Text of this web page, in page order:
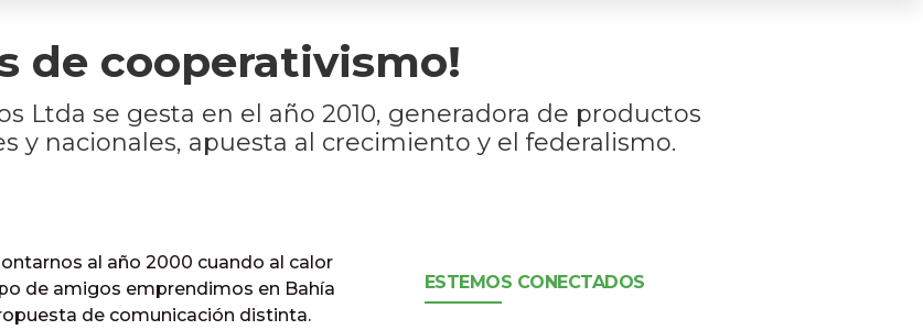
de cooperativismo!
Ltda se gesta en el año 2010, generadora de productos
y nacionales, apuesta al crecimiento y el federalismo.
al año 2000 cuando al calor
de amigos emprendimos en Bahía
de comunicación distinta.
ESTEMOS CONECTADOS